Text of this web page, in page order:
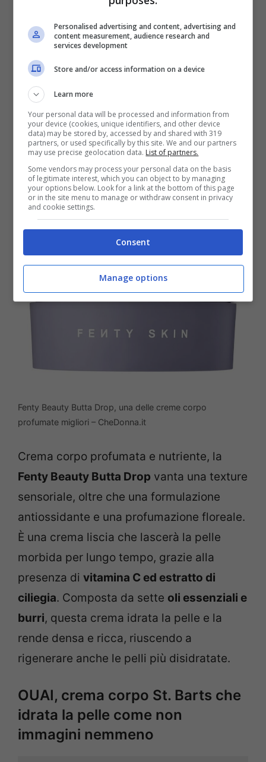
garantire una pelle idratata e morbida per
almeno otto ore. Si presenta in un
contenitore di vetro. Si tratta di una crema
per il corpo che dona sensualità e
dolcezza. Un buon rituale di bellezza
include un bel bagno incluso un
massaggio rilassantecon una crema
corpo profumata comeChanel N°5.
Fenty Beauty Butta Drop, una
delle creme corpo profumate
migliori
Fenty Beauty Butta Drop, una delle creme corpo
profumate migliori – CheDonna.it
Crema corpo profumata e nutriente, la
Fenty Beauty Butta Drop vanta una texture
sensoriale, oltre che una formulazione
antiossidante e una profumazione floreale.
È una crema liscia che lascerà la pelle
morbida per lungo tempo, grazie alla
presenza di vitamina C ed estratto di
ciliegia. Composta da sette oli essenziali e
burri, questa crema idrata la pelle e la
rende densa e ricca, riuscendo a
rigenerare anche le pelli più disidratate.
OUAI, crema corpo St. Barts che
idrata la pelle come non
immagini nemmeno
Personalised advertising and content, advertising and
content measurement, audience research and
services development
Store and/or access information on a device
Learn more
Your personal data will be processed and information from
your device (cookies, unique identifiers, and other device
data) may be stored by, accessed by and shared with 319
partners, or used specifically by this site. We and our partners
may use precise geolocation data. List of partners.
Some vendors may process your personal data on the basis
of legitimate interest, which you can object to by managing
your options below. Look for a link at the bottom of this page
or in the site menu to manage or withdraw consent in privacy
and cookie settings.
Consent
Manage options